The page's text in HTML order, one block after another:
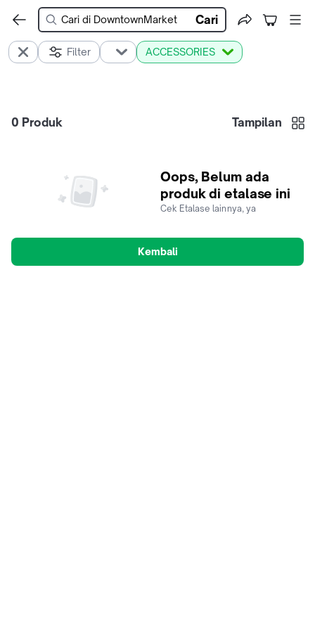
Cari
Filter ACCESSORIES
0 Produk Tampilan
Oops, Belum ada
produk di etalase ini
Cek Etalase lainnya, ya
Kembali